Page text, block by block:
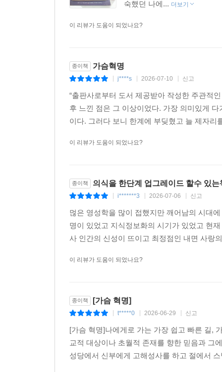
5장 마음과 자각, 진아를 찾아가는 길
나와 세계가 나뉘어 보이는 이유 - 이해편
생각과 마음의 구분 - 실행편
진아(내 안의 나)를 찾아가는 길
6장 머리에서 하는 수행들
견성 見性 하는 법 - 머리에서 하는 여러 가지 수행
화두란 무엇인가?
‘하나님의 방’에서 화두를 들다
깨달음 방편의 새로운 비교
7장 공空 . 무아 . 의식의 심층 이해
느껴주면 사라진다 - ‘보는 수행’을 넘어서는 길
무아 無我 로써 영성 靈性 에 이르는 길
전체의식과 번뇌망상
숙했던 나에... 더보기
이 리뷰가 도움이 되었나요?
종이책 가슴혁명
j****s 2026-07-10 신고
“출판사로부터 도서 제공받아 작성한 주관적
후 느낀 점은 그 이상이었다. 가장 의미있게 다
이다. 그러다 보니 한계에 부딪혔고 늘 제자리
이 리뷰가 도움이 되었나요?
종이책 의식을 한단계 업그레이드 할수 있는
i*******3 2026-07-06 신고
먾은 영성학을 많이 접했지만 깨어남의 시대
명이 있었고 지식정보화의 시기가 있었고 현
사 인간의 신성이 뜨이고 최정점인 내면 사랑
이 리뷰가 도움이 되었나요?
종이책 [가슴 혁명]
t*****0 2026-06-29 신고
[가슴 혁명]나에게로 가는 가장 쉽고 빠른 길,
교적 대상이나 초월적 존재를 향한 믿음과 그
성당에서 신부에게 고해성사를 하고 절에서